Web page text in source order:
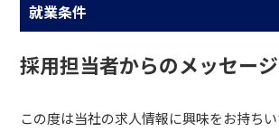
就業条件
採用担当者からのメッセージ
この度は当社の求人情報に興味をお持ちい